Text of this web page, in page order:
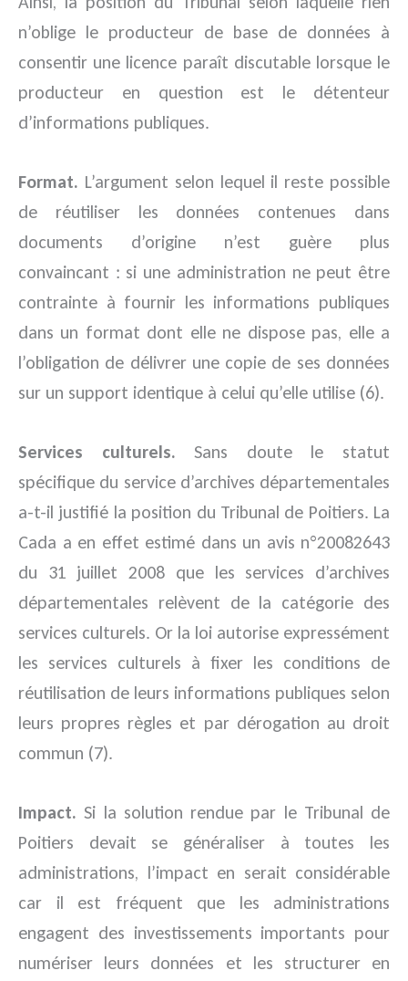
n’oblige le producteur de base de données à
consentir une licence paraît discutable lorsque le
producteur en question est le détenteur
d’informations publiques.
Format. L’argument selon lequel il reste possible
de réutiliser les données contenues dans
documents d’origine n’est guère plus
convaincant : si une administration ne peut être
contrainte à fournir les informations publiques
dans un format dont elle ne dispose pas, elle a
l’obligation de délivrer une copie de ses données
sur un support identique à celui qu’elle utilise (6).
Services culturels. Sans doute le statut
spécifique du service d’archives départementales
a-t-il justifié la position du Tribunal de Poitiers. La
Cada a en effet estimé dans un avis n°20082643
du 31 juillet 2008 que les services d’archives
départementales relèvent de la catégorie des
services culturels. Or la loi autorise expressément
les services culturels à fixer les conditions de
réutilisation de leurs informations publiques selon
leurs propres règles et par dérogation au droit
commun (7).
Impact. Si la solution rendue par le Tribunal de
Poitiers devait se généraliser à toutes les
administrations, l’impact en serait considérable
car il est fréquent que les administrations
engagent des investissements importants pour
numériser leurs données et les structurer en